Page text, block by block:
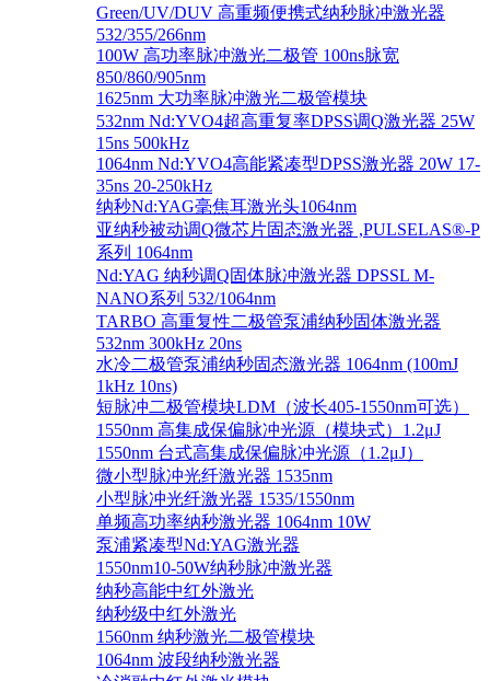
Green/UV/DUV 高重频便携式纳秒脉冲激光器
532/355/266nm
100W 高功率脉冲激光二极管 100ns脉宽
850/860/905nm
1625nm 大功率脉冲激光二极管模块
532nm Nd:YVO4超高重复率DPSS调Q激光器 25W
15ns 500kHz
1064nm Nd:YVO4高能紧凑型DPSS激光器 20W 17-
35ns 20-250kHz
纳秒Nd:YAG毫焦耳激光头1064nm
亚纳秒被动调Q微芯片固态激光器 ,PULSELAS®-P
系列 1064nm
Nd:YAG 纳秒调Q固体脉冲激光器 DPSSL M-
NANO系列 532/1064nm
TARBO 高重复性二极管泵浦纳秒固体激光器
532nm 300kHz 20ns
水冷二极管泵浦纳秒固态激光器 1064nm (100mJ
1kHz 10ns)
短脉冲二极管模块LDM（波长405-1550nm可选）
1550nm 高集成保偏脉冲光源（模块式）1.2μJ
1550nm 台式高集成保偏脉冲光源（1.2μJ）
微小型脉冲光纤激光器 1535nm
小型脉冲光纤激光器 1535/1550nm
单频高功率纳秒激光器 1064nm 10W
泵浦紧凑型Nd:YAG激光器
1550nm10-50W纳秒脉冲激光器
纳秒高能中红外激光
纳秒级中红外激光
1560nm 纳秒激光二极管模块
1064nm 波段纳秒激光器